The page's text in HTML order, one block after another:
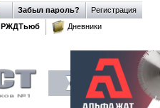
Регистрация
Забыл пароль?
РЖДТьюб
Дневники